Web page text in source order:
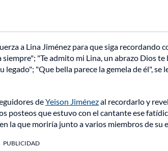
a Lina Jiménez para que siga recordando
"Te admito mi Lina, un abrazo Dios
"Que bella parece la gemela de él", se
deYeison Jiménezal recordarlo y
posteos que estuvo con el cantante ese
la que moriría junto a varios miembros de su
PUBLICIDAD